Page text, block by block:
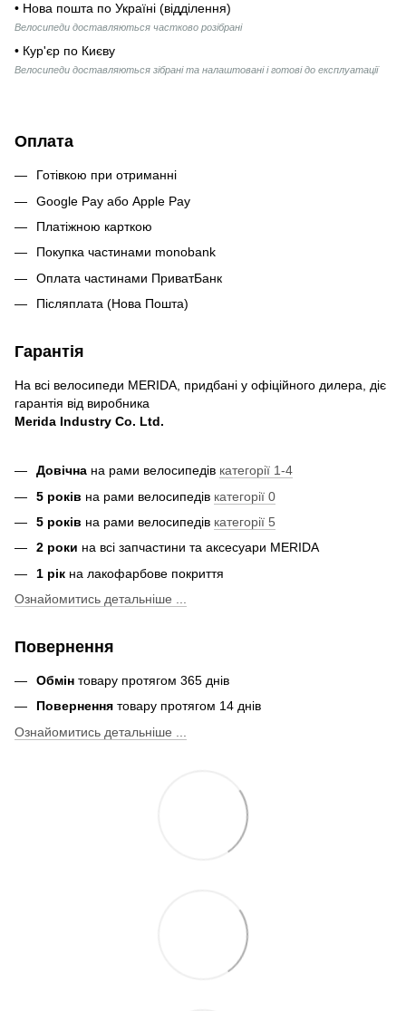
• Нова пошта по Україні (відділення)
Велосипеди доставляються частково розібрані
• Кур'єр по Києву
Велосипеди доставляються зібрані та налаштовані і готові до експлуатації
Оплата
Готівкою при отриманні
Google Pay або Apple Pay
Платіжною карткою
Покупка частинами monobank
Оплата частинами ПриватБанк
Післяплата (Нова Пошта)
Гарантія
На всі велосипеди MERIDA, придбані у офіційного дилера, діє
гарантія від виробника
Merida Industry Co. Ltd.
Довічна на рами велосипедів категорії 1-4
5 років на рами велосипедів категорії 0
5 років на рами велосипедів категорії 5
2 роки на всі запчастини та аксесуари MERIDA
1 рік на лакофарбове покриття
Ознайомитись детальніше ...
Повернення
Обмін товару протягом 365 днів
Повернення товару протягом 14 днів
Ознайомитись детальніше ...